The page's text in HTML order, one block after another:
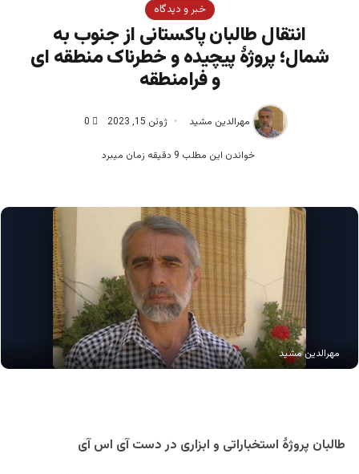
خبر و دیدگاه
انتقال طالبان پاکستانی از جنوب به
شمال؛ پروژۀ پیچیده و خطرناک منطقه ای
و فرامنطقه
مهرالدین مشید ژوئن 15, 2023 0
خواندن این مطلب 9 دقیقه زمان میبرد
مهرالدین مشید
طالبان پروژۀ استخباراتی و ابزاری در دست آی اس آی